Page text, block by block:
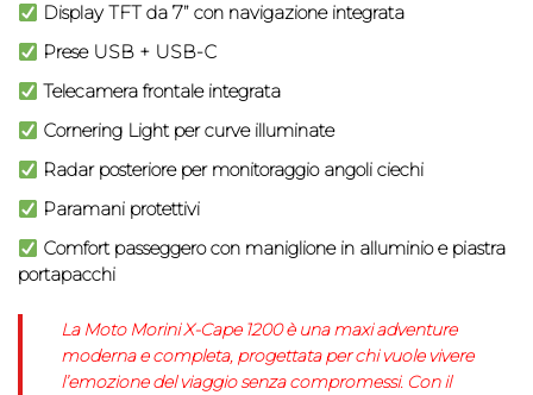
Display TFT da 7” con navigazione integrata
Prese USB + USB-C
Telecamera frontale integrata
Cornering Light per curve illuminate
Radar posteriore per monitoraggio angoli ciechi
Paramani protettivi
Comfort passeggero con maniglione in alluminio e piastra
portapacchi
La Moto Morini X-Cape 1200 è una maxi adventure
moderna e completa, progettata per chi vuole vivere
l’emozione del viaggio senza compromessi. Con il